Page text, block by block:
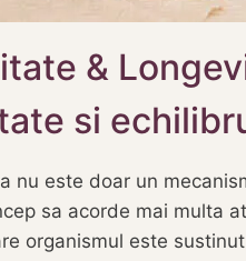
&
si
nu este doar un
sa acorde mai multa
organismul este